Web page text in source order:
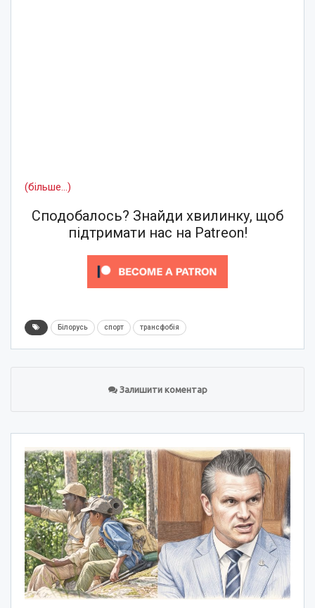
(більше…)
Сподобалось? Знайди хвилинку, щоб
підтримати нас на Patreon!
Білорусь спорт трансфобія
Залишити коментар